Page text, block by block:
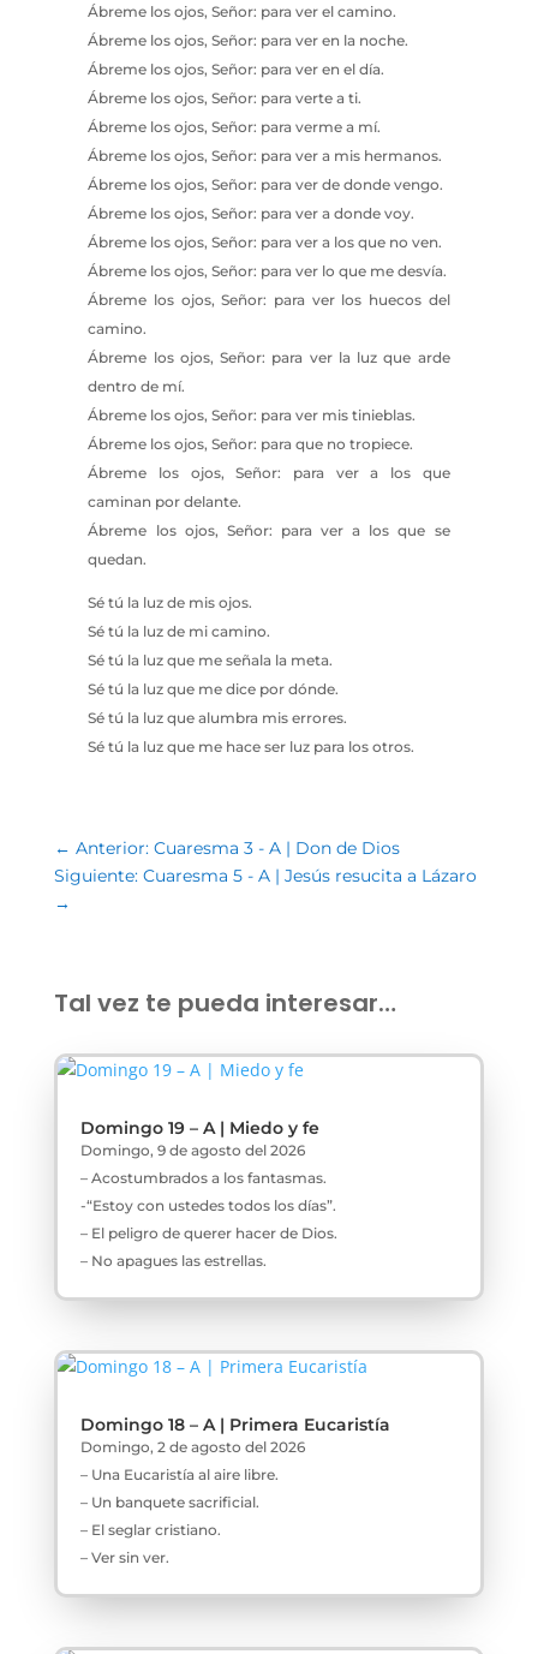
Ábreme los ojos, Señor: para ver el camino.
Ábreme los ojos, Señor: para ver en la noche.
Ábreme los ojos, Señor: para ver en el día.
Ábreme los ojos, Señor: para verte a ti.
Ábreme los ojos, Señor: para verme a mí.
Ábreme los ojos, Señor: para ver a mis hermanos.
Ábreme los ojos, Señor: para ver de donde vengo.
Ábreme los ojos, Señor: para ver a donde voy.
Ábreme los ojos, Señor: para ver a los que no ven.
Ábreme los ojos, Señor: para ver lo que me desvía.
Ábreme los ojos, Señor: para ver los huecos del
camino.
Ábreme los ojos, Señor: para ver la luz que arde
dentro de mí.
Ábreme los ojos, Señor: para ver mis tinieblas.
Ábreme los ojos, Señor: para que no tropiece.
Ábreme los ojos, Señor: para ver a los que
caminan por delante.
Ábreme los ojos, Señor: para ver a los que se
quedan.
Sé tú la luz de mis ojos.
Sé tú la luz de mi camino.
Sé tú la luz que me señala la meta.
Sé tú la luz que me dice por dónde.
Sé tú la luz que alumbra mis errores.
Sé tú la luz que me hace ser luz para los otros.
← Anterior: Cuaresma 3 - A | Don de Dios
Siguiente: Cuaresma 5 - A | Jesús resucita a Lázaro
→
Tal vez te pueda interesar…
Domingo 19 – A | Miedo y fe
Domingo, 9 de agosto del 2026
– Acostumbrados a los fantasmas.
-“Estoy con ustedes todos los días”.
– El peligro de querer hacer de Dios.
– No apagues las estrellas.
Domingo 18 – A | Primera Eucaristía
Domingo, 2 de agosto del 2026
– Una Eucaristía al aire libre.
– Un banquete sacrificial.
– El seglar cristiano.
– Ver sin ver.